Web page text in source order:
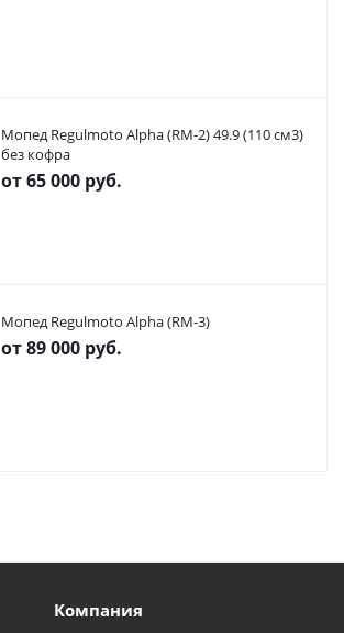
Мопед Regulmoto Alpha (RM-2) 49.9 (110 см3)
без кофра
от65 000 руб.
Мопед Regulmoto Alpha (RM-3)
от89 000 руб.
Компания